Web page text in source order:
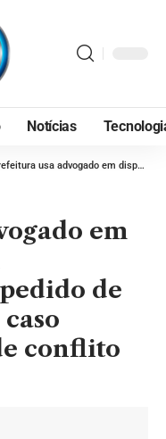
Notícias
usa advogado em disputa de imóvel arrematado após pedido de empresa privada; caso levanta suspeita de conflito de interesses
em
de
conflito